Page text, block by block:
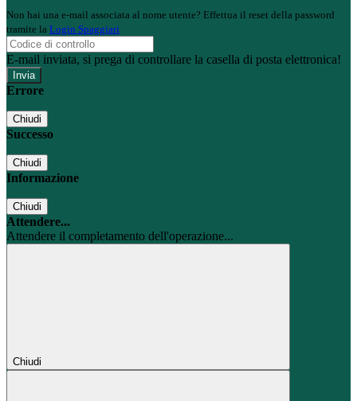
Non hai una e-mail associata al nome utente? Effettua il reset della password
tramite la Login Spaggiari
E-mail inviata, si prega di controllare la casella di posta elettronica!
Errore
Chiudi
Successo
Chiudi
Informazione
Chiudi
Attendere...
Attendere il completamento dell'operazione...
Chiudi